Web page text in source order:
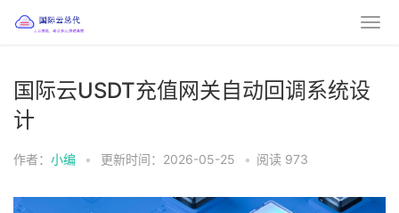
国际云USDT充值网关自动回调系统设
计
作者： 小编 • 更新时间：2026-05-25 • 阅读 973